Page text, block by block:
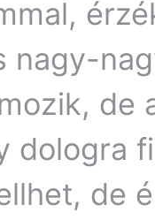
nagy-
de
dologra
de